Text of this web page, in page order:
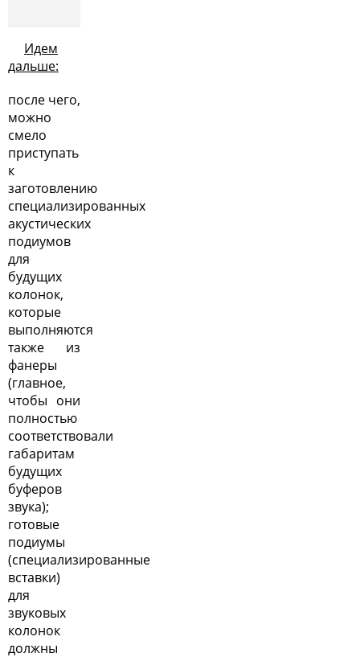
Идем
дальше:
после чего,
можно
смело
приступать
к
заготовлению
специализированных
акустических
подиумов
для
будущих
колонок,
которые
выполняются
также из
фанеры
(главное,
чтобы они
полностью
соответствовали
габаритам
будущих
буферов
звука);
готовые
подиумы
(специализированные
вставки)
для
звуковых
колонок
должны